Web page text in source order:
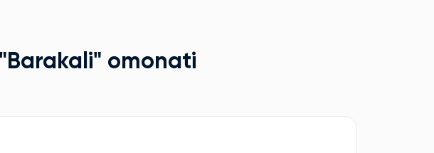
"Barakali" omonati